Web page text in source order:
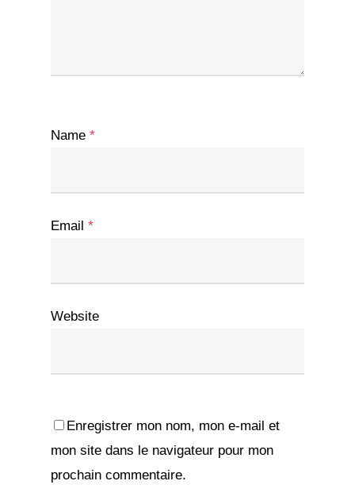
Name *
Email *
Website
Enregistrer mon nom, mon e-mail et
mon site dans le navigateur pour mon
prochain commentaire.